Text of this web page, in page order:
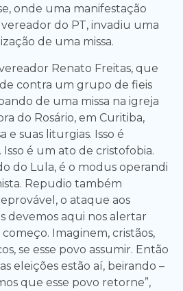
onde uma manifestação
do PT, invadiu uma
de uma missa.
Renato Freitas, que
contra um grupo de fieis
de uma missa na igreja
do Rosário, em Curitiba,
suas liturgias. Isso é
é um ato de cristofobia.
do Lula, é o modus operandi
Repudio também
o ataque aos
devemos aqui nos alertar
começo. Imaginem, cristãos,
se esse povo assumir. Então
eleições estão aí, beirando –
que esse povo retorne”,